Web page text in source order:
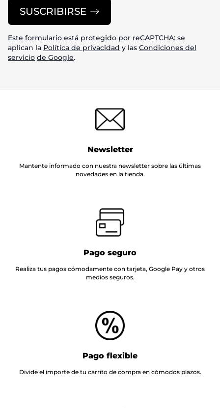
SUSCRIBIRSE
Este formulario está protegido por reCAPTCHA: se
aplican la Política de privacidad y las Condiciones del
servicio de Google.
Newsletter
Mantente informado con nuestra newsletter sobre las últimas
novedades en la tienda.
Pago seguro
Realiza tus pagos cómodamente con tarjeta, Google Pay y otros
medios seguros.
Pago flexible
Divide el importe de tu carrito de compra en cómodos plazos.